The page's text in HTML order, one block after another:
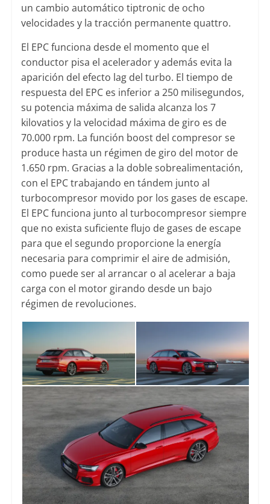
un cambio automático tiptronic de ocho
velocidades y la tracción permanente quattro.
El EPC funciona desde el momento que el
conductor pisa el acelerador y además evita la
aparición del efecto lag del turbo. El tiempo de
respuesta del EPC es inferior a 250 milisegundos,
su potencia máxima de salida alcanza los 7
kilovatios y la velocidad máxima de giro es de
70.000 rpm. La función boost del compresor se
produce hasta un régimen de giro del motor de
1.650 rpm. Gracias a la doble sobrealimentación,
con el EPC trabajando en tándem junto al
turbocompresor movido por los gases de escape.
El EPC funciona junto al turbocompresor siempre
que no exista suficiente flujo de gases de escape
para que el segundo proporcione la energía
necesaria para comprimir el aire de admisión,
como puede ser al arrancar o al acelerar a baja
carga con el motor girando desde un bajo
régimen de revoluciones.